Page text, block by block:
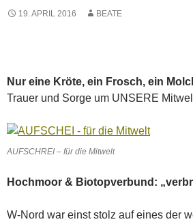
19. APRIL 2016 BEATE
Nur eine Kröte, ein Frosch, ein
Trauer und Sorge um UNSERE
AUFSCHREI – für die Mitwelt
Hochmoor & Biotopverbund:
W-Nord war einst stolz auf eines der